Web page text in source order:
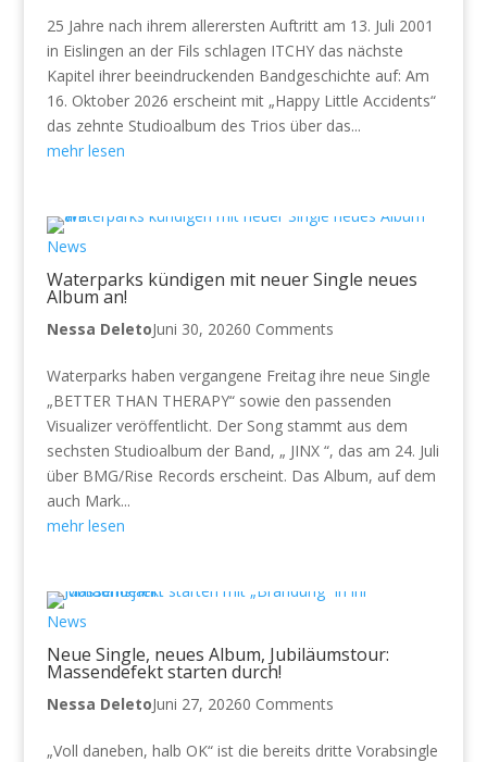
25 Jahre nach ihrem allerersten Auftritt am 13. Juli 2001
in Eislingen an der Fils schlagen ITCHY das nächste
Kapitel ihrer beeindruckenden Bandgeschichte auf: Am
16. Oktober 2026 erscheint mit „Happy Little Accidents“
das zehnte Studioalbum des Trios über das...
mehr lesen
News
Waterparks kündigen mit neuer Single neues
Album an!
Nessa DeletoJuni 30, 20260 Comments
Waterparks haben vergangene Freitag ihre neue Single
„BETTER THAN THERAPY“ sowie den passenden
Visualizer veröffentlicht. Der Song stammt aus dem
sechsten Studioalbum der Band, „ JINX “, das am 24. Juli
über BMG/Rise Records erscheint. Das Album, auf dem
auch Mark...
mehr lesen
News
Neue Single, neues Album, Jubiläumstour:
Massendefekt starten durch!
Nessa DeletoJuni 27, 20260 Comments
„Voll daneben, halb OK“ ist die bereits dritte Vorabsingle